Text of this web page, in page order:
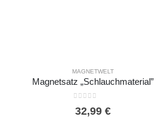
MAGNETWELT
Magnetsatz „Schlauchmaterial”
32,99 €